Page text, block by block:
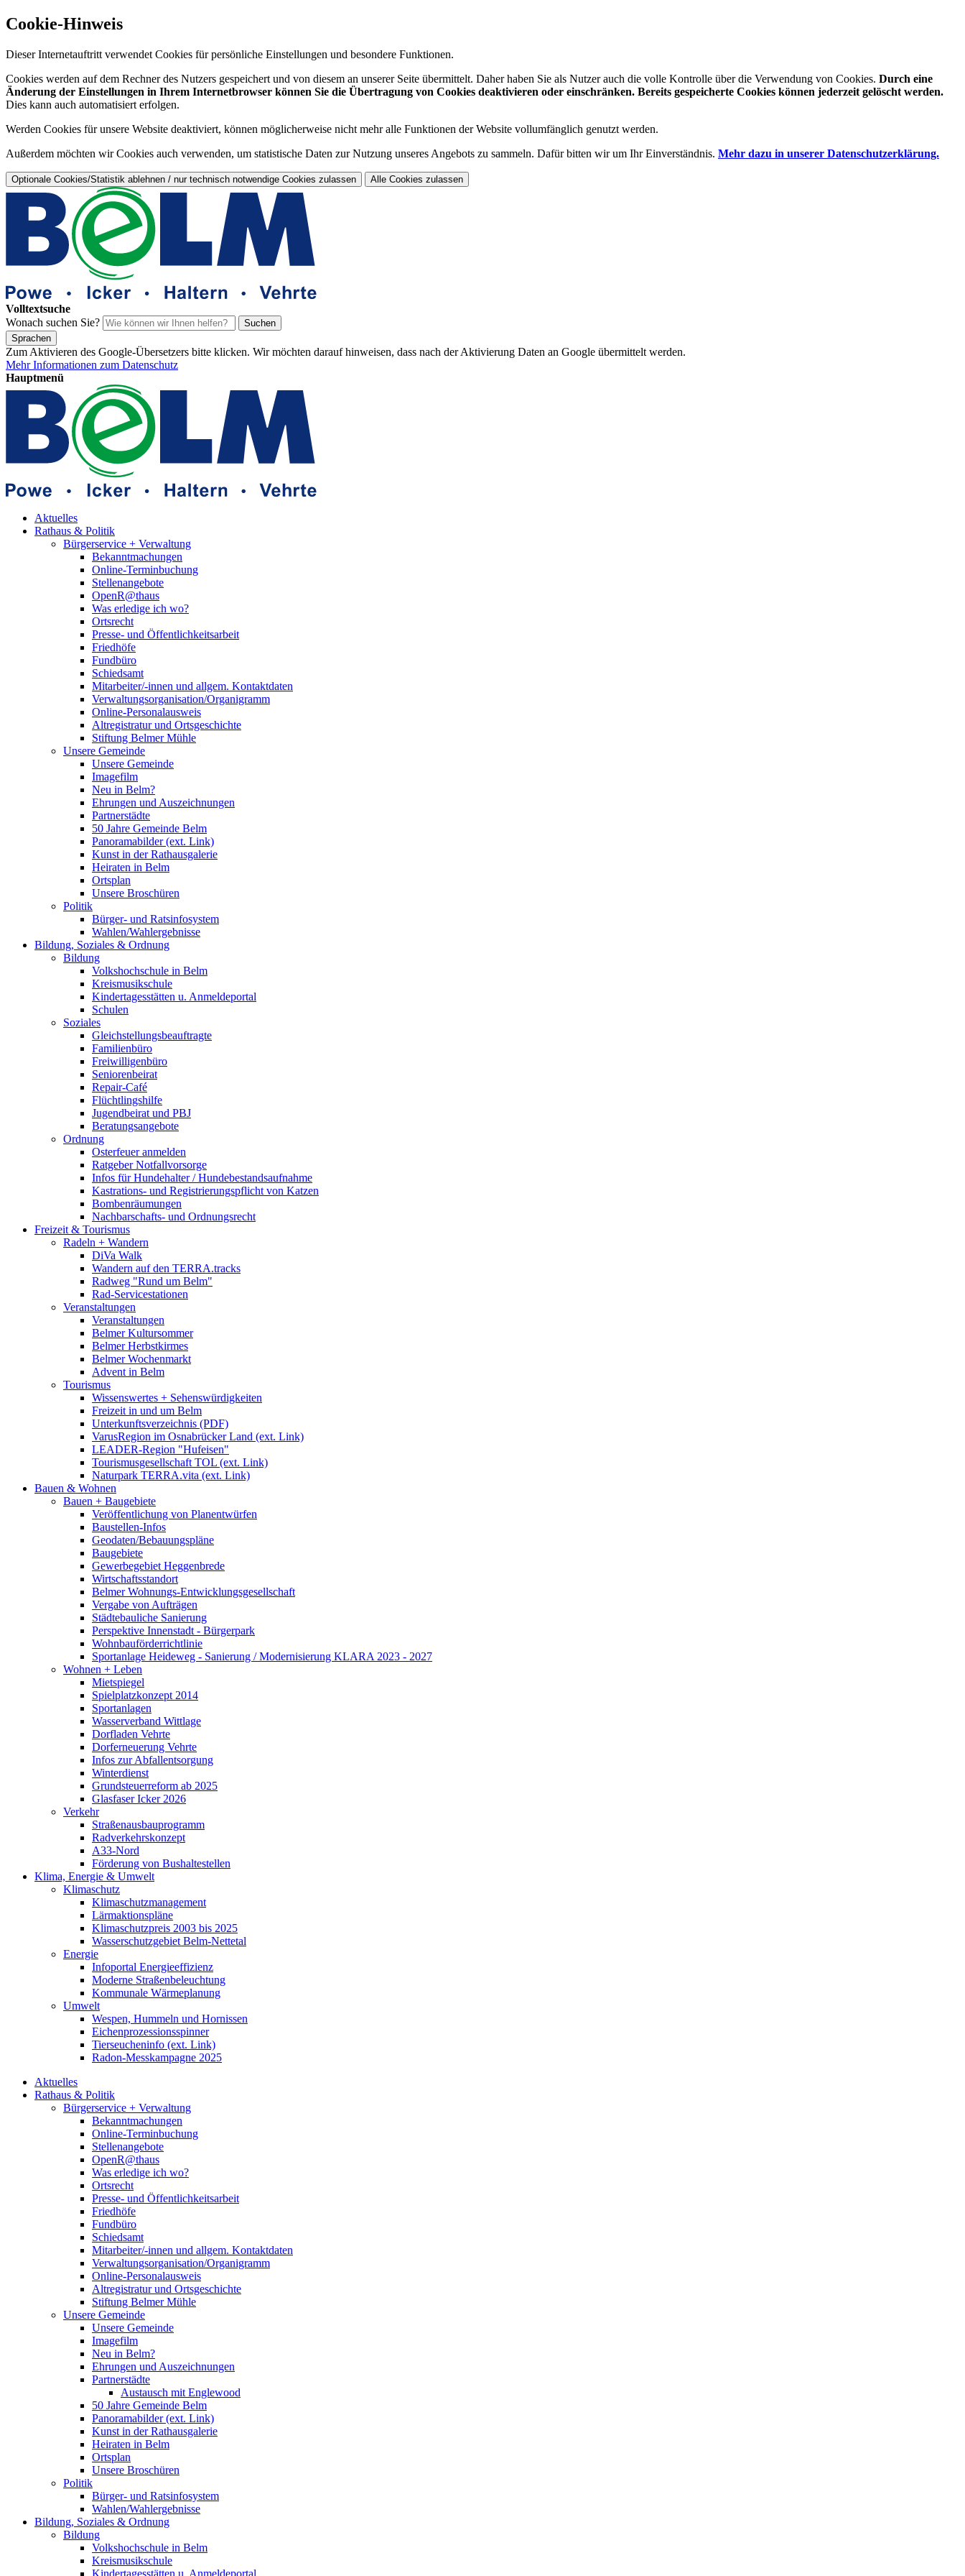
Cookie-Hinweis
Dieser Internetauftritt verwendet Cookies für persönliche Einstellungen und besondere Funktionen.
Cookies werden auf dem Rechner des Nutzers gespeichert und von diesem an unserer Seite übermittelt. Daher haben Sie als Nutzer auch die volle Kontrolle über die Verwendung von Cookies. Durch eine
Änderung der Einstellungen in Ihrem Internetbrowser können Sie die Übertragung von Cookies deaktivieren oder einschränken. Bereits gespeicherte Cookies können jederzeit gelöscht werden.
Dies kann auch automatisiert erfolgen.
Werden Cookies für unsere Website deaktiviert, können möglicherweise nicht mehr alle Funktionen der Website vollumfänglich genutzt werden.
Außerdem möchten wir Cookies auch verwenden, um statistische Daten zur Nutzung unseres Angebots zu sammeln. Dafür bitten wir um Ihr Einverständnis. Mehr dazu in unserer Datenschutzerklärung.
Optionale Cookies/Statistik ablehnen / nur technisch notwendige Cookies zulassen Alle Cookies zulassen
Volltextsuche
Wonach suchen Sie?
Suchen
Sprachen
Zum Aktivieren des Google-Übersetzers bitte klicken. Wir möchten darauf hinweisen, dass nach der Aktivierung Daten an Google übermittelt werden.
Mehr Informationen zum Datenschutz
Hauptmenü
Aktuelles
Rathaus & Politik
Bürgerservice + Verwaltung
Bekanntmachungen
Online-Terminbuchung
Stellenangebote
OpenR@thaus
Was erledige ich wo?
Ortsrecht
Presse- und Öffentlichkeitsarbeit
Friedhöfe
Fundbüro
Schiedsamt
Mitarbeiter/-innen und allgem. Kontaktdaten
Verwaltungsorganisation/Organigramm
Online-Personalausweis
Altregistratur und Ortsgeschichte
Stiftung Belmer Mühle
Unsere Gemeinde
Unsere Gemeinde
Imagefilm
Neu in Belm?
Ehrungen und Auszeichnungen
Partnerstädte
50 Jahre Gemeinde Belm
Panoramabilder (ext. Link)
Kunst in der Rathausgalerie
Heiraten in Belm
Ortsplan
Unsere Broschüren
Politik
Bürger- und Ratsinfosystem
Wahlen/Wahlergebnisse
Bildung, Soziales & Ordnung
Bildung
Volkshochschule in Belm
Kreismusikschule
Kindertagesstätten u. Anmeldeportal
Schulen
Soziales
Gleichstellungsbeauftragte
Familienbüro
Freiwilligenbüro
Seniorenbeirat
Repair-Café
Flüchtlingshilfe
Jugendbeirat und PBJ
Beratungsangebote
Ordnung
Osterfeuer anmelden
Ratgeber Notfallvorsorge
Infos für Hundehalter / Hundebestandsaufnahme
Kastrations- und Registrierungspflicht von Katzen
Bombenräumungen
Nachbarschafts- und Ordnungsrecht
Freizeit & Tourismus
Radeln + Wandern
DiVa Walk
Wandern auf den TERRA.tracks
Radweg "Rund um Belm"
Rad-Servicestationen
Veranstaltungen
Veranstaltungen
Belmer Kultursommer
Belmer Herbstkirmes
Belmer Wochenmarkt
Advent in Belm
Tourismus
Wissenswertes + Sehenswürdigkeiten
Freizeit in und um Belm
Unterkunftsverzeichnis (PDF)
VarusRegion im Osnabrücker Land (ext. Link)
LEADER-Region "Hufeisen"
Tourismusgesellschaft TOL (ext. Link)
Naturpark TERRA.vita (ext. Link)
Bauen & Wohnen
Bauen + Baugebiete
Veröffentlichung von Planentwürfen
Baustellen-Infos
Geodaten/Bebauungspläne
Baugebiete
Gewerbegebiet Heggenbrede
Wirtschaftsstandort
Belmer Wohnungs-Entwicklungsgesellschaft
Vergabe von Aufträgen
Städtebauliche Sanierung
Perspektive Innenstadt - Bürgerpark
Wohnbauförderrichtlinie
Sportanlage Heideweg - Sanierung / Modernisierung KLARA 2023 - 2027
Wohnen + Leben
Mietspiegel
Spielplatzkonzept 2014
Sportanlagen
Wasserverband Wittlage
Dorfladen Vehrte
Dorferneuerung Vehrte
Infos zur Abfallentsorgung
Winterdienst
Grundsteuerreform ab 2025
Glasfaser Icker 2026
Verkehr
Straßenausbauprogramm
Radverkehrskonzept
A33-Nord
Förderung von Bushaltestellen
Klima, Energie & Umwelt
Klimaschutz
Klimaschutzmanagement
Lärmaktionspläne
Klimaschutzpreis 2003 bis 2025
Wasserschutzgebiet Belm-Nettetal
Energie
Infoportal Energieeffizienz
Moderne Straßenbeleuchtung
Kommunale Wärmeplanung
Umwelt
Wespen, Hummeln und Hornissen
Eichenprozessionsspinner
Tierseucheninfo (ext. Link)
Radon-Messkampagne 2025
Aktuelles
Rathaus & Politik
Bürgerservice + Verwaltung
Bekanntmachungen
Online-Terminbuchung
Stellenangebote
OpenR@thaus
Was erledige ich wo?
Ortsrecht
Presse- und Öffentlichkeitsarbeit
Friedhöfe
Fundbüro
Schiedsamt
Mitarbeiter/-innen und allgem. Kontaktdaten
Verwaltungsorganisation/Organigramm
Online-Personalausweis
Altregistratur und Ortsgeschichte
Stiftung Belmer Mühle
Unsere Gemeinde
Unsere Gemeinde
Imagefilm
Neu in Belm?
Ehrungen und Auszeichnungen
Partnerstädte
Austausch mit Englewood
50 Jahre Gemeinde Belm
Panoramabilder (ext. Link)
Kunst in der Rathausgalerie
Heiraten in Belm
Ortsplan
Unsere Broschüren
Politik
Bürger- und Ratsinfosystem
Wahlen/Wahlergebnisse
Bildung, Soziales & Ordnung
Bildung
Volkshochschule in Belm
Kreismusikschule
Kindertagesstätten u. Anmeldeportal